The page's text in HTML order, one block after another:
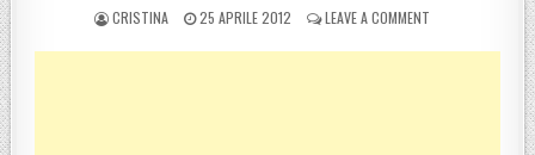
POSTED BY
CRISTINA POSTED ON
25 APRILE 2012 LEAVE A COMMENTON ROSSANO